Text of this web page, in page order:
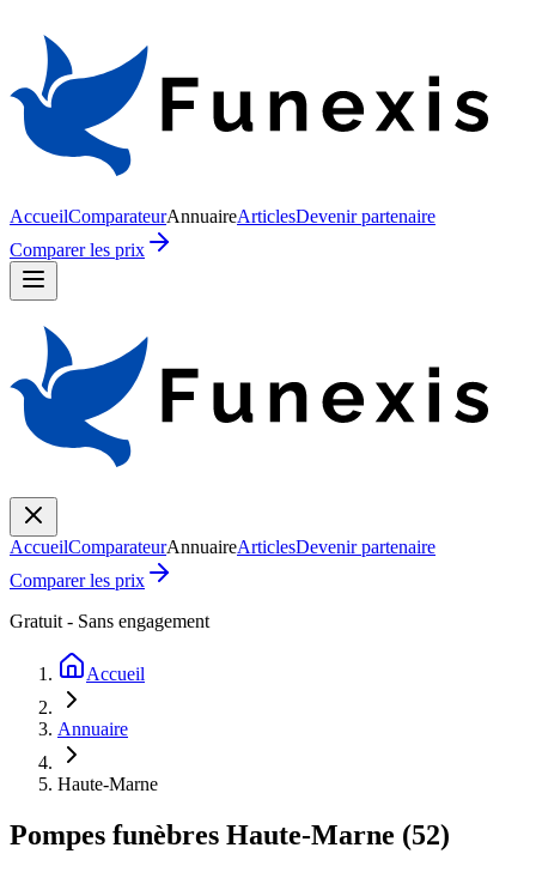
AccueilComparateurAnnuaireArticlesDevenir partenaire
Comparer les prix
AccueilComparateurAnnuaireArticlesDevenir partenaire
Comparer les prix
Gratuit - Sans engagement
Accueil
Annuaire
Haute-Marne
Pompes funèbres Haute-Marne (52)